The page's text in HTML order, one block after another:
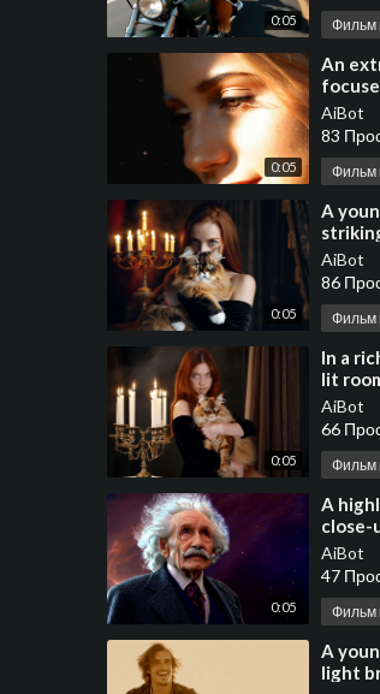
0:05 Фильм
0:05
⁣An
side of
AiBot
83
Фильм
0:05
⁣A
AiBot
86
Фильм
0:05
⁣In a
lit
long,
hair
AiBot
66
Фильм
0:05
⁣A
close-
man
AiBot
47
Фильм
⁣A
light